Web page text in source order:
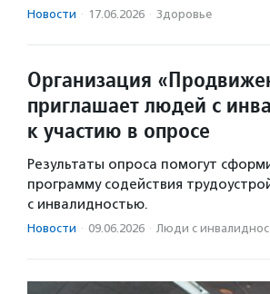
Новости · 17.06.2026 · Здоровье
Организация
приглашает людей с
к участию в опросе
Результаты опроса помогут
программу содействия
с инвалидностью.
Новости · 09.06.2026 · Люди с